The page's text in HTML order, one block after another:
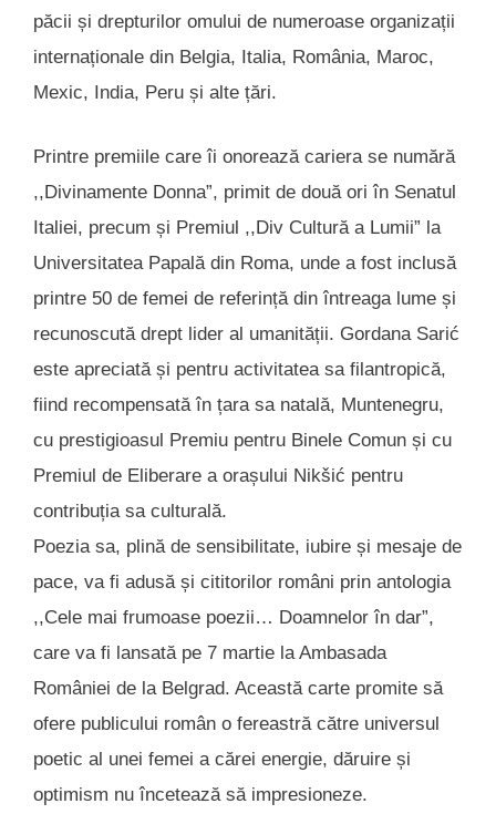
păcii și drepturilor omului de numeroase organizații
internaționale din Belgia, Italia, România, Maroc,
Mexic, India, Peru și alte țări.
Printre premiile care îi onorează cariera se numără
,,Divinamente Donna”, primit de două ori în Senatul
Italiei, precum și Premiul ,,Div Cultură a Lumii” la
Universitatea Papală din Roma, unde a fost inclusă
printre 50 de femei de referință din întreaga lume și
recunoscută drept lider al umanității. Gordana Sarić
este apreciată și pentru activitatea sa filantropică,
fiind recompensată în țara sa natală, Muntenegru,
cu prestigioasul Premiu pentru Binele Comun și cu
Premiul de Eliberare a orașului Nikšić pentru
contribuția sa culturală.
Poezia sa, plină de sensibilitate, iubire și mesaje de
pace, va fi adusă și cititorilor români prin antologia
,,Cele mai frumoase poezii… Doamnelor în dar”,
care va fi lansată pe 7 martie la Ambasada
României de la Belgrad. Această carte promite să
ofere publicului român o fereastră către universul
poetic al unei femei a cărei energie, dăruire și
optimism nu încetează să impresioneze.